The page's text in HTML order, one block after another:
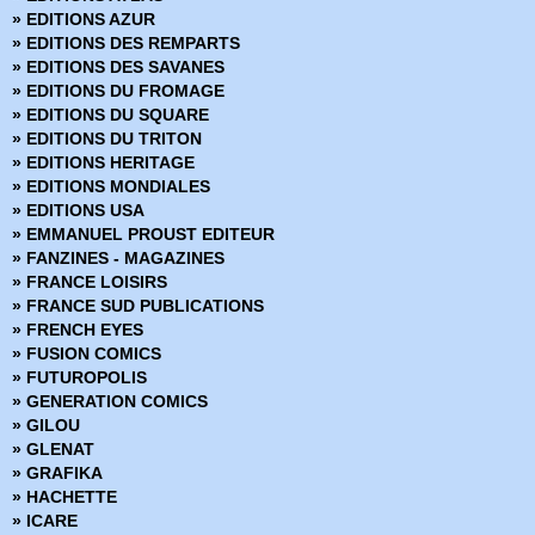
» Marvel Epic Collection
» Marvel Events
» Marvel Gold
» Marvel Graphic Novels
» Marvel Icons
» Marvel Illustration Book
» Marvel Kids
» Marvel Legacy
» Marvel Max
» Marvel Mini Monster
» Marvel Monster Edition
» Marvel Multiverse
» Marvel Next Gen
» Marvel Now
» Marvel Omnibus
» Marvel Poche
» Marvel Premium
» Marvel Prestige
» Marvel Select
» Marvel Super Héroines
» Marvel Transatlantique
» Marvel Verse
» EDITIONS AZUR
» EDITIONS DES REMPARTS
» EDITIONS DES SAVANES
» EDITIONS DU FROMAGE
» EDITIONS DU SQUARE
» EDITIONS DU TRITON
» EDITIONS HERITAGE
» EDITIONS MONDIALES
» EDITIONS USA
» EMMANUEL PROUST EDITEUR
» FANZINES - MAGAZINES
» FRANCE LOISIRS
» FRANCE SUD PUBLICATIONS
» FRENCH EYES
» FUSION COMICS
» FUTUROPOLIS
» GENERATION COMICS
» GILOU
» GLENAT
» GRAFIKA
» HACHETTE
» ICARE